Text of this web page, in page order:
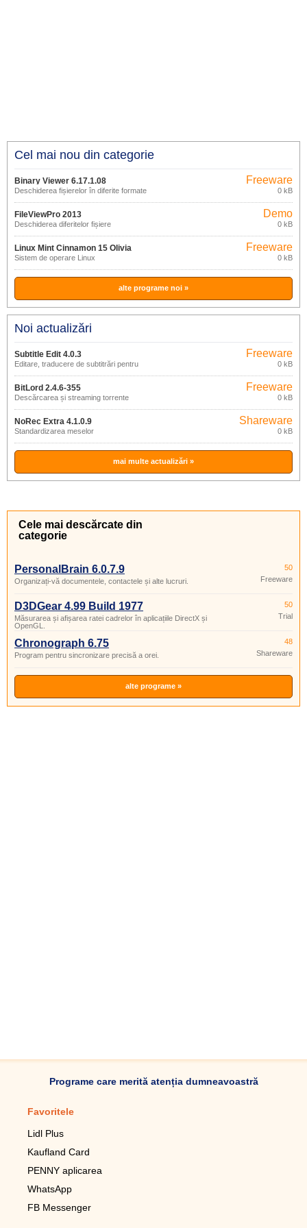
Cel mai nou din categorie
Binary Viewer 6.17.1.08
Deschiderea fișierelor în diferite formate
Freeware
0 kB
FileViewPro 2013
Deschiderea diferitelor fișiere
Demo
0 kB
Linux Mint Cinnamon 15 Olivia
Sistem de operare Linux
Freeware
0 kB
alte programe noi »
Noi actualizări
Subtitle Edit 4.0.3
Editare, traducere de subtitrări pentru
Freeware
0 kB
BitLord 2.4.6-355
Descărcarea și streaming torrente
Freeware
0 kB
NoRec Extra 4.1.0.9
Standardizarea meselor
Shareware
0 kB
mai multe actualizări »
Cele mai descărcate din
categorie
PersonalBrain 6.0.7.9
Organizați-vă documentele, contactele și alte lucruri.
50
Freeware
D3DGear 4.99 Build 1977
Măsurarea și afișarea ratei cadrelor în aplicațiile DirectX și
OpenGL.
50
Trial
Chronograph 6.75
Program pentru sincronizare precisă a orei.
48
Shareware
alte programe »
Programe care merită atenția dumneavoastră
Favoritele
Lidl Plus
Kaufland Card
PENNY aplicarea
WhatsApp
FB Messenger